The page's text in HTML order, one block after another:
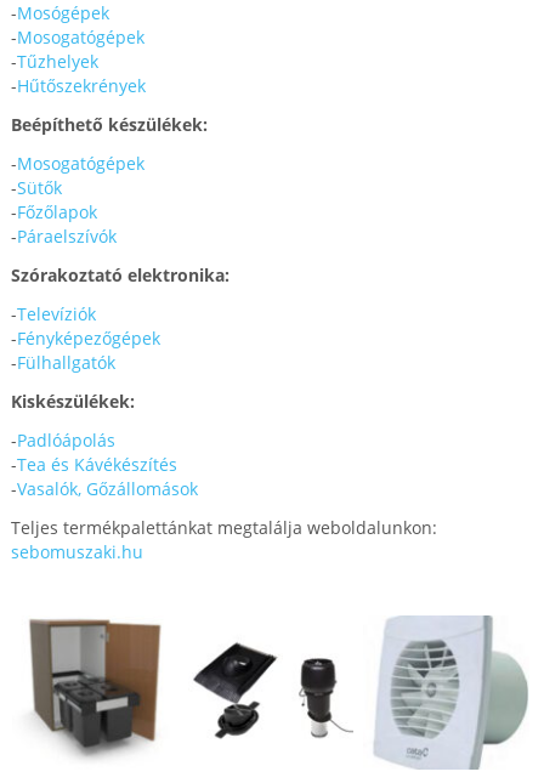
-Mosógépek
-Mosogatógépek
-Tűzhelyek
-Hűtőszekrények
Beépíthető készülékek:
-Mosogatógépek
-Sütők
-Főzőlapok
-Páraelszívók
Szórakoztató elektronika:
-Televíziók
-Fényképezőgépek
-Fülhallgatók
Kiskészülékek:
-Padlóápolás
-Tea és Kávékészítés
-Vasalók, Gőzállomások
Teljes termékpalettánkat megtalálja weboldalunkon:
sebomuszaki.hu